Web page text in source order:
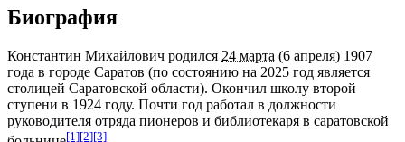
Биография
Константин Михайлович родился 24 марта (6 апреля) 1907
года в городе Саратов (по состоянию на 2025 год является
столицей Саратовской области). Окончил школу второй
ступени в 1924 году. Почти год работал в должности
руководителя отряда пионеров и библиотекаря в саратовской
[1][2][3]